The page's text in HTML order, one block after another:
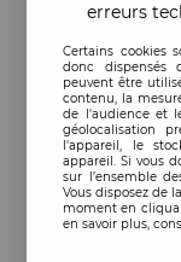
erreurs
Certains cookies
donc dispensés
peuvent être
contenu, la
de l'audience et
géolocalisation
l'appareil, le
appareil. Si vous
sur l’ensemble
Vous disposez de
moment en
en savoir plus,